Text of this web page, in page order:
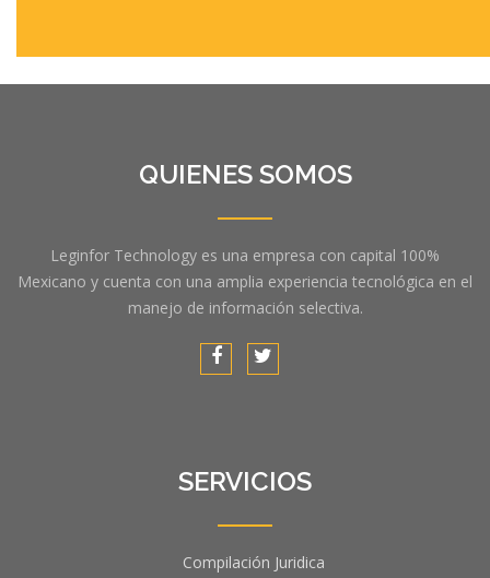
QUIENES SOMOS
Leginfor Technology es una empresa con capital 100%
Mexicano y cuenta con una amplia experiencia tecnológica en el
manejo de información selectiva.
SERVICIOS
Compilación Juridica